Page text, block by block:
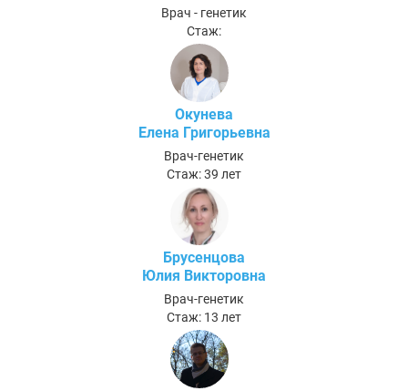
Врач - генетик
Стаж:
Окунева
Елена Григорьевна
Врач-генетик
Стаж: 39 лет
Брусенцова
Юлия Викторовна
Врач-генетик
Стаж: 13 лет